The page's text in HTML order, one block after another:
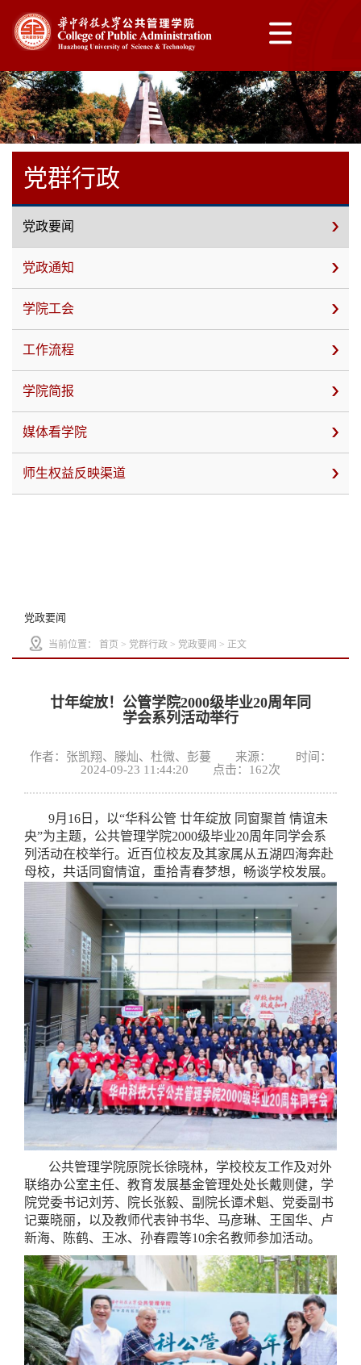
党群行政
党政要闻
党政通知
学院工会
工作流程
学院简报
媒体看学院
师生权益反映渠道
党政要闻
当前位置： 首页 > 党群行政 > 党政要闻 > 正文
廿年绽放！公管学院2000级毕业20周年同
学会系列活动举行
作者：张凯翔、滕灿、杜微、彭蔓 来源： 时间：
2024-09-23 11:44:20 点击： 162次
9月16日，以“华科公管 廿年绽放 同窗聚首 情谊未
央”为主题，公共管理学院2000级毕业20周年同学会系
列活动在校举行。近百位校友及其家属从五湖四海奔赴
母校，共话同窗情谊，重拾青春梦想，畅谈学校发展。
公共管理学院原院长徐晓林，学校校友工作及对外
联络办公室主任、教育发展基金管理处处长戴则健，学
院党委书记刘芳、院长张毅、副院长谭术魁、党委副书
记粟晓丽，以及教师代表钟书华、马彦琳、王国华、卢
新海、陈鹤、王冰、孙春霞等10余名教师参加活动。